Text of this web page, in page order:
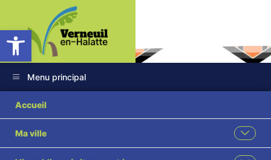
Ouvrir la barre d’outils
Menu principal
Accueil
Ma ville